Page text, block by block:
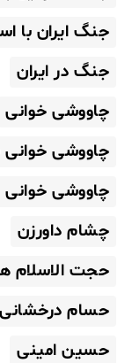
جنگ ایران با
جنگ در ایران
چاووشی خوانی
چاووشی خوانی
چاووشی
چشام داورزن
حجت الاسلام
حسام درخشانی
حسین امینی